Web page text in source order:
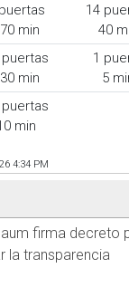
min
14
40
puertas
min
1
5
puertas
min
4:34 PM
firma decreto
la transparencia